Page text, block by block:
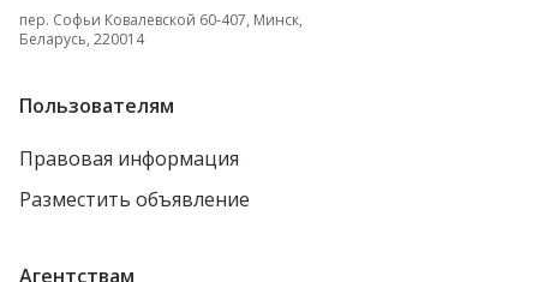
посёлок Первомайский
агрогородок Лесной
Ветрино
пер. Софьи Ковалевской 60-407, Минск,
Беларусь, 220014
Пользователям
Правовая информация
Разместить объявление
Агентствам